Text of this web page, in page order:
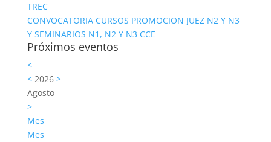
TREC
CONVOCATORIA CURSOS PROMOCION JUEZ N2 Y N3
Y SEMINARIOS N1, N2 Y N3 CCE
Próximos eventos
<
<2026 >
Agosto
>
Mes
Mes